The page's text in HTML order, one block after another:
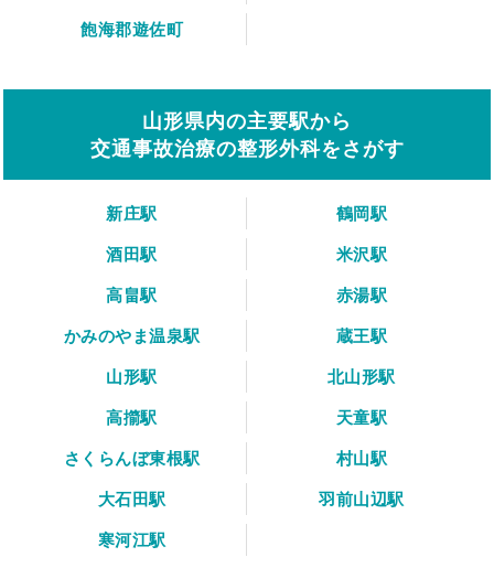
飽海郡遊佐町
山形県内の主要駅から
交通事故治療の整形外科をさがす
新庄駅
鶴岡駅
酒田駅
米沢駅
高畠駅
赤湯駅
かみのやま温泉駅
蔵王駅
山形駅
北山形駅
高擶駅
天童駅
さくらんぼ東根駅
村山駅
大石田駅
羽前山辺駅
寒河江駅